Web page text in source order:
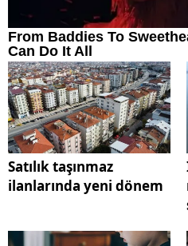
Satılık taşınmaz
ilanlarında yeni dönem